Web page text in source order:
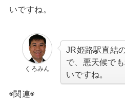
いですね。
くろみん
JR姫路駅直結
で、悪天候で
いですね。
◉関連◉